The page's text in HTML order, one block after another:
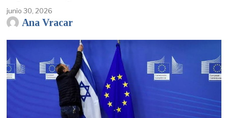
junio 30, 2026
Ana Vracar